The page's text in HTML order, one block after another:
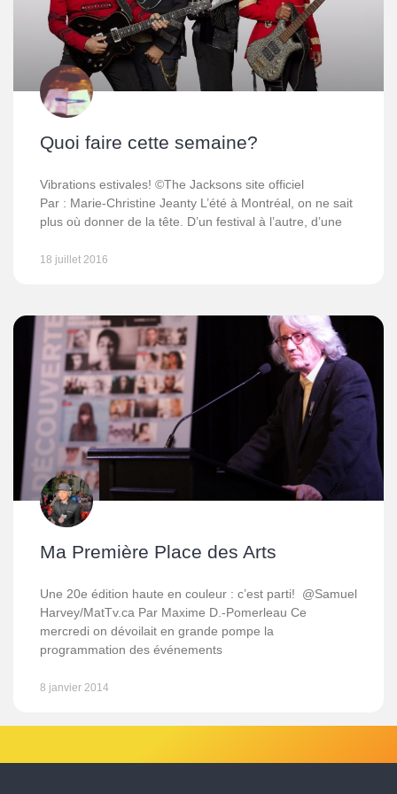
Quoi faire cette semaine?
Vibrations estivales! ©The Jacksons site officiel
Par : Marie-Christine Jeanty L’été à Montréal, on ne sait
plus où donner de la tête. D’un festival à l’autre, d’une
18 juillet 2016
Ma Première Place des Arts
Une 20e édition haute en couleur : c’est parti! @Samuel
Harvey/MatTv.ca Par Maxime D.-Pomerleau Ce
mercredi on dévoilait en grande pompe la
programmation des événements
8 janvier 2014